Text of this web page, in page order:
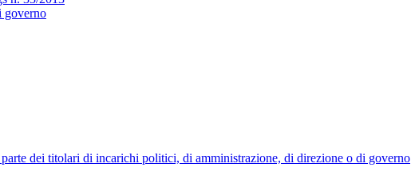
governo
dei titolari di incarichi politici, di amministrazione, di direzione o di governo